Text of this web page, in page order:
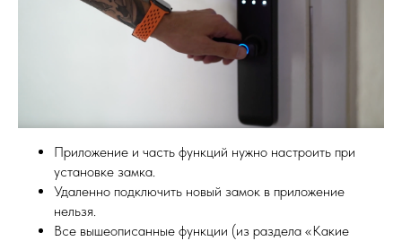
Приложение и часть функций нужно настроить при
установке замка.
Удаленно подключить новый замок в приложение
нельзя.
Все вышеописанные функции (из раздела «Какие